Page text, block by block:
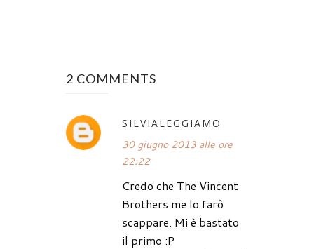
2 COMMENTS
SILVIALEGGIAMO
30 giugno 2013 alle ore
22:22
Credo che The Vincent
Brothers me lo farò
scappare. Mi è bastato
il primo :P